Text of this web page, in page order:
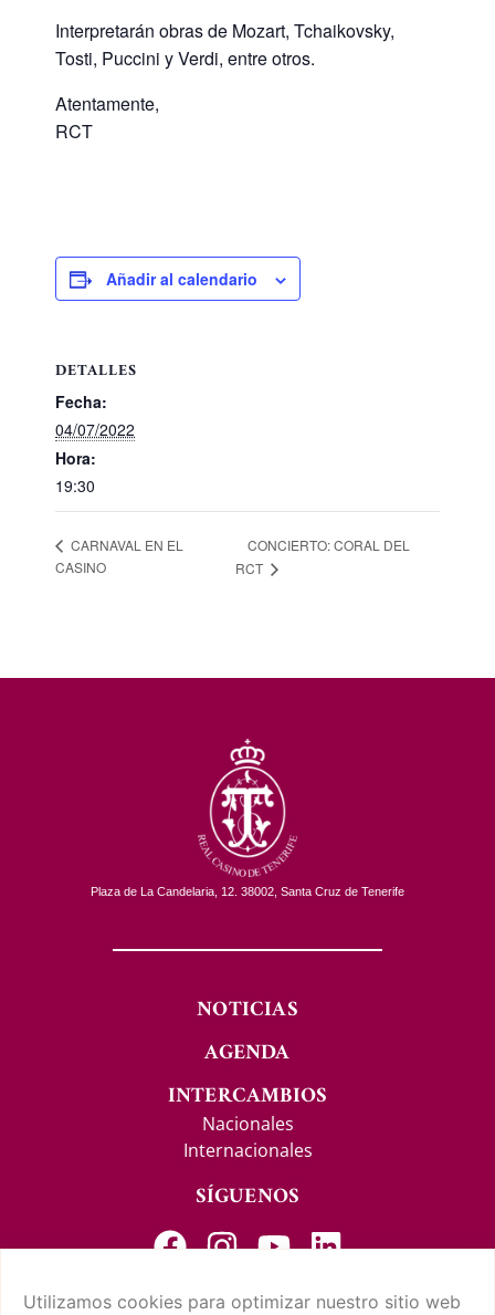
Utilizamos cookies para optimizar nuestro sitio web
Interpretarán obras de Mozart, Tchaikovsky,
Tosti, Puccini y Verdi, entre otros.
Atentamente,
RCT
Añadir al calendario
DETALLES
Fecha:
04/07/2022
Hora:
19:30
CARNAVAL EN EL
CASINO
CONCIERTO: CORAL DEL
RCT
Plaza de La Candelaria, 12. 38002, Santa Cruz de Tenerife
NOTICIAS
AGENDA
INTERCAMBIOS
Nacionales
Internacionales
SÍGUENOS